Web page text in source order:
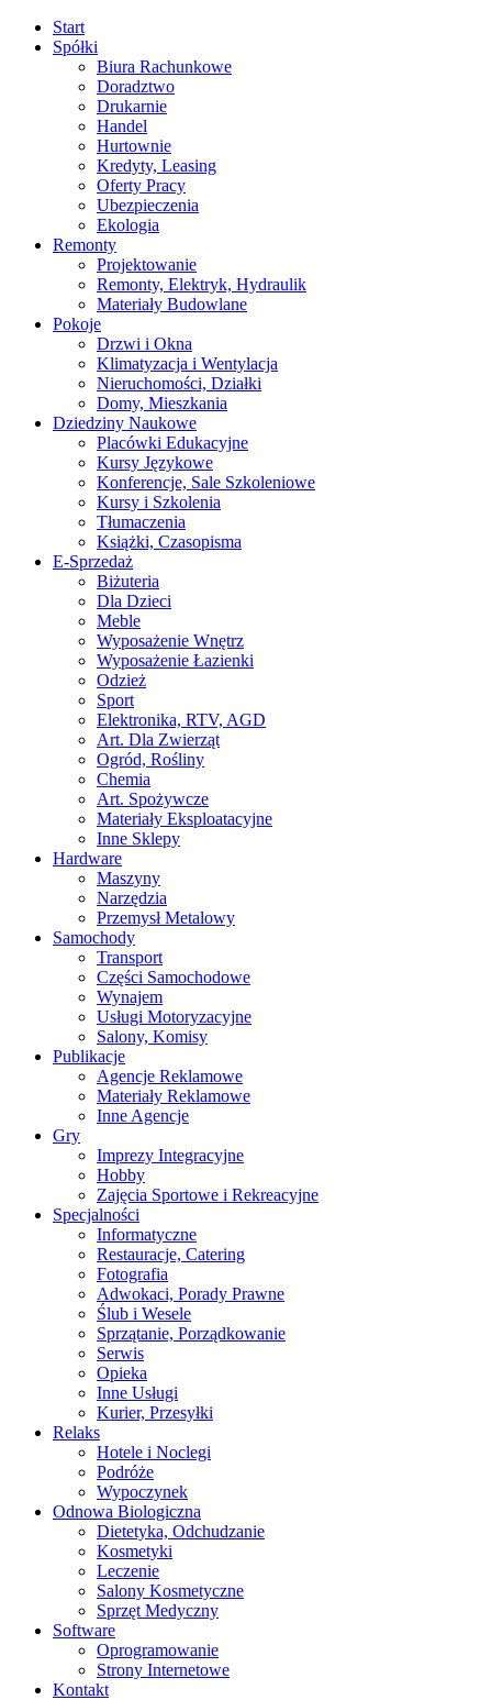
Start
Spółki
Biura Rachunkowe
Doradztwo
Drukarnie
Handel
Hurtownie
Kredyty, Leasing
Oferty Pracy
Ubezpieczenia
Ekologia
Remonty
Projektowanie
Remonty, Elektryk, Hydraulik
Materiały Budowlane
Pokoje
Drzwi i Okna
Klimatyzacja i Wentylacja
Nieruchomości, Działki
Domy, Mieszkania
Dziedziny Naukowe
Placówki Edukacyjne
Kursy Językowe
Konferencje, Sale Szkoleniowe
Kursy i Szkolenia
Tłumaczenia
Książki, Czasopisma
E-Sprzedaż
Biżuteria
Dla Dzieci
Meble
Wyposażenie Wnętrz
Wyposażenie Łazienki
Odzież
Sport
Elektronika, RTV, AGD
Art. Dla Zwierząt
Ogród, Rośliny
Chemia
Art. Spożywcze
Materiały Eksploatacyjne
Inne Sklepy
Hardware
Maszyny
Narzędzia
Przemysł Metalowy
Samochody
Transport
Części Samochodowe
Wynajem
Usługi Motoryzacyjne
Salony, Komisy
Publikacje
Agencje Reklamowe
Materiały Reklamowe
Inne Agencje
Gry
Imprezy Integracyjne
Hobby
Zajęcia Sportowe i Rekreacyjne
Specjalności
Informatyczne
Restauracje, Catering
Fotografia
Adwokaci, Porady Prawne
Ślub i Wesele
Sprzątanie, Porządkowanie
Serwis
Opieka
Inne Usługi
Kurier, Przesyłki
Relaks
Hotele i Noclegi
Podróże
Wypoczynek
Odnowa Biologiczna
Dietetyka, Odchudzanie
Kosmetyki
Leczenie
Salony Kosmetyczne
Sprzęt Medyczny
Software
Oprogramowanie
Strony Internetowe
Kontakt